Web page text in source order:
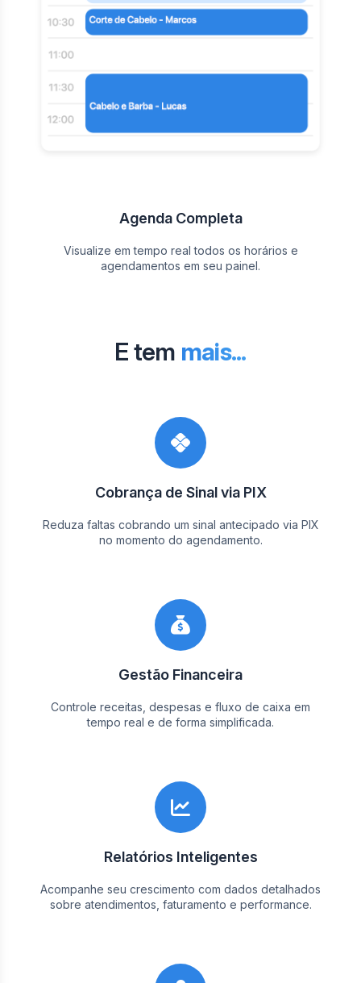
Agenda Completa
Visualize em tempo real todos os horários e
agendamentos em seu painel.
E tem mais...
Cobrança de Sinal via PIX
Reduza faltas cobrando um sinal antecipado via PIX
no momento do agendamento.
Gestão Financeira
Controle receitas, despesas e fluxo de caixa em
tempo real e de forma simplificada.
Relatórios Inteligentes
Acompanhe seu crescimento com dados detalhados
sobre atendimentos, faturamento e performance.